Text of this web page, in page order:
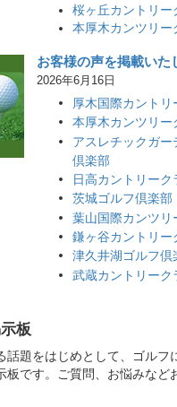
桜ヶ丘カントリー
本厚木カンツリー
お客様の声を掲載いた
2026年6月16日
厚木国際カントリ
本厚木カンツリー
アスレチックガー
倶楽部
日高カントリーク
茨城ゴルフ倶楽部
葉山国際カンツリ
鎌ヶ谷カントリー
津久井湖ゴルフ倶
武蔵カントリーク
板
話題をはじめとして、ゴルフ
板です。ご質問、お悩みなど